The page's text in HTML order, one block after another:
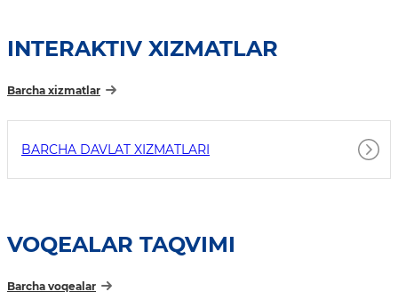
INTERAKTIV XIZMATLAR
Barcha xizmatlar
BARCHA DAVLAT XIZMATLARI
VOQEALAR TAQVIMI
Barcha voqealar